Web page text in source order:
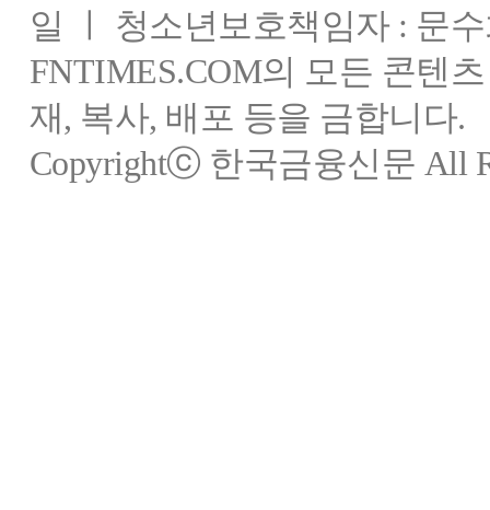
일 ㅣ 청소년보호책임자 : 문
FNTIMES.COM의 모든 콘텐
재, 복사, 배포 등을 금합니다.
Copyrightⓒ 한국금융신문 All